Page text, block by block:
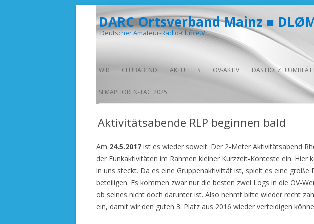
DARC Ortsverband Mainz ■
Deutscher Amateur-Radio-Club e.V.
WIR
VORSTAND
CLUBABEND
IM HOLZTURM
AKTUELLES OV-AKTIV DAS
MITTEILUNGSBLATT?
SEMAPHOREN-TAG 2025
Aktivitätsabende RLP beginnen bald
Am 24.5.2017 ist es wieder soweit. Der 2-Meter Aktivitätsabend
der Funkaktivitäten im Rahmen kleiner Kurzzeit-Konteste ein. Hier
in uns steckt. Da es eine Gruppenaktivittät ist, spielt es eine große
beteiligen. Es kommen zwar nur die besten zwei Logs in die OV-
ob seines nicht doch darunter ist. Also nehmt bitte wieder recht
ein, damit wir den guten 3. Platz aus 2016 wieder verteidigen